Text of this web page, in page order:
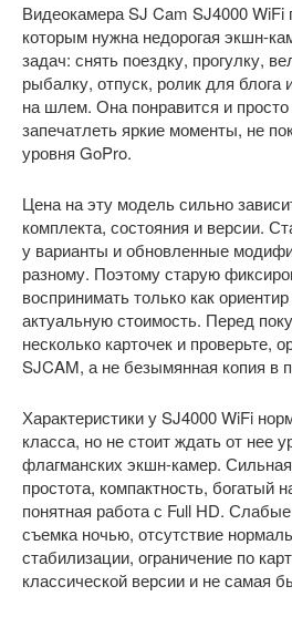
Видеокамера SJ Cam SJ4000 WiFi
которым нужна недорогая экшн-
задач: снять поездку, прогулку,
рыбалку, отпуск, ролик для блога
на шлем. Она понравится и
запечатлеть яркие моменты, не
уровня GoPro.
Цена на эту модель сильно
комплекта, состояния и версии.
у варианты и обновленные
разному. Поэтому старую
воспринимать только как
актуальную стоимость. Перед
несколько карточек и проверьте,
SJCAM, а не безымянная копия в
Характеристики у SJ4000 WiFi
класса, но не стоит ждать от нее
флагманских экшн-камер.
простота, компактность, богатый
понятная работа с Full HD.
съемка ночью, отсутствие
стабилизации, ограничение по
классической версии и не самая